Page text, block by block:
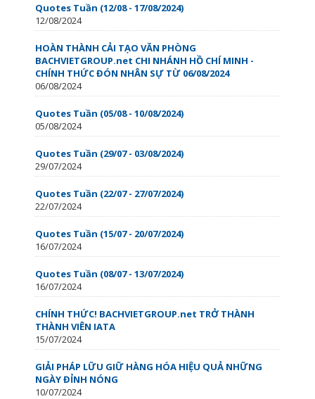
Quotes Tuần (12/08 - 17/08/2024)
12/08/2024
HOÀN THÀNH CẢI TẠO VĂN PHÒNG
BACHVIETGROUP.net CHI NHÁNH HỒ CHÍ MINH -
CHÍNH THỨC ĐÓN NHÂN SỰ TỪ 06/08/2024
06/08/2024
Quotes Tuần (05/08 - 10/08/2024)
05/08/2024
Quotes Tuần (29/07 - 03/08/2024)
29/07/2024
Quotes Tuần (22/07 - 27/07/2024)
22/07/2024
Quotes Tuần (15/07 - 20/07/2024)
16/07/2024
Quotes Tuần (08/07 - 13/07/2024)
16/07/2024
CHÍNH THỨC! BACHVIETGROUP.net TRỞ THÀNH
THÀNH VIÊN IATA
15/07/2024
GIẢI PHÁP LỮU GIỮ HÀNG HÓA HIỆU QUẢ NHỮNG
NGÀY ĐỈNH NÓNG
10/07/2024